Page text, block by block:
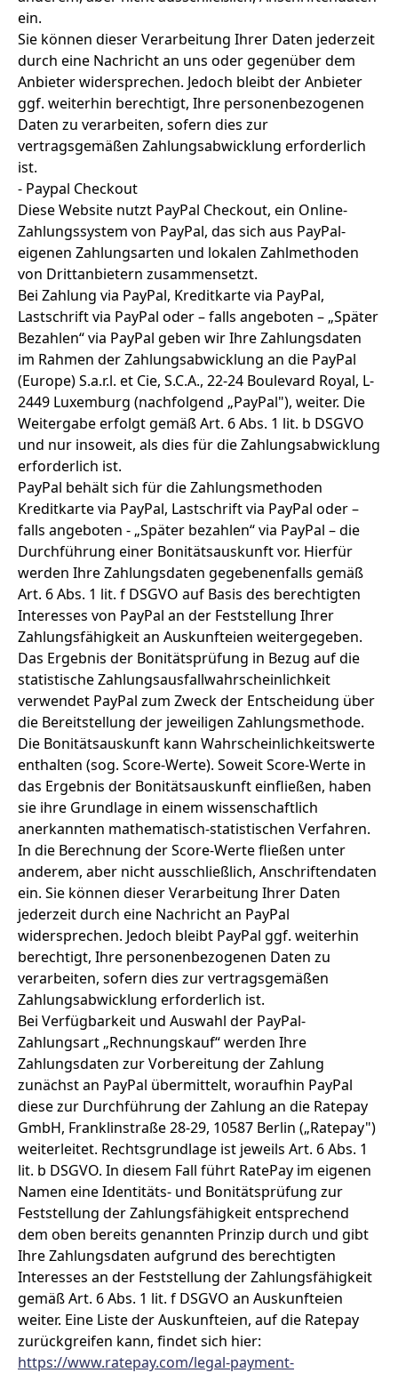
ein.
Sie können dieser Verarbeitung Ihrer Daten jederzeit
durch eine Nachricht an uns oder gegenüber dem
Anbieter widersprechen. Jedoch bleibt der Anbieter
ggf. weiterhin berechtigt, Ihre personenbezogenen
Daten zu verarbeiten, sofern dies zur
vertragsgemäßen Zahlungsabwicklung erforderlich
ist.
- Paypal Checkout
Diese Website nutzt PayPal Checkout, ein Online-
Zahlungssystem von PayPal, das sich aus PayPal-
eigenen Zahlungsarten und lokalen Zahlmethoden
von Drittanbietern zusammensetzt.
Bei Zahlung via PayPal, Kreditkarte via PayPal,
Lastschrift via PayPal oder – falls angeboten – „Später
Bezahlen“ via PayPal geben wir Ihre Zahlungsdaten
im Rahmen der Zahlungsabwicklung an die PayPal
(Europe) S.a.r.l. et Cie, S.C.A., 22-24 Boulevard Royal, L-
2449 Luxemburg (nachfolgend „PayPal"), weiter. Die
Weitergabe erfolgt gemäß Art. 6 Abs. 1 lit. b DSGVO
und nur insoweit, als dies für die Zahlungsabwicklung
erforderlich ist.
PayPal behält sich für die Zahlungsmethoden
Kreditkarte via PayPal, Lastschrift via PayPal oder –
falls angeboten - „Später bezahlen“ via PayPal – die
Durchführung einer Bonitätsauskunft vor. Hierfür
werden Ihre Zahlungsdaten gegebenenfalls gemäß
Art. 6 Abs. 1 lit. f DSGVO auf Basis des berechtigten
Interesses von PayPal an der Feststellung Ihrer
Zahlungsfähigkeit an Auskunfteien weitergegeben.
Das Ergebnis der Bonitätsprüfung in Bezug auf die
statistische Zahlungsausfallwahrscheinlichkeit
verwendet PayPal zum Zweck der Entscheidung über
die Bereitstellung der jeweiligen Zahlungsmethode.
Die Bonitätsauskunft kann Wahrscheinlichkeitswerte
enthalten (sog. Score-Werte). Soweit Score-Werte in
das Ergebnis der Bonitätsauskunft einfließen, haben
sie ihre Grundlage in einem wissenschaftlich
anerkannten mathematisch-statistischen Verfahren.
In die Berechnung der Score-Werte fließen unter
anderem, aber nicht ausschließlich, Anschriftendaten
ein. Sie können dieser Verarbeitung Ihrer Daten
jederzeit durch eine Nachricht an PayPal
widersprechen. Jedoch bleibt PayPal ggf. weiterhin
berechtigt, Ihre personenbezogenen Daten zu
verarbeiten, sofern dies zur vertragsgemäßen
Zahlungsabwicklung erforderlich ist.
Bei Verfügbarkeit und Auswahl der PayPal-
Zahlungsart „Rechnungskauf“ werden Ihre
Zahlungsdaten zur Vorbereitung der Zahlung
zunächst an PayPal übermittelt, woraufhin PayPal
diese zur Durchführung der Zahlung an die Ratepay
GmbH, Franklinstraße 28-29, 10587 Berlin („Ratepay")
weiterleitet. Rechtsgrundlage ist jeweils Art. 6 Abs. 1
lit. b DSGVO. In diesem Fall führt RatePay im eigenen
Namen eine Identitäts- und Bonitätsprüfung zur
Feststellung der Zahlungsfähigkeit entsprechend
dem oben bereits genannten Prinzip durch und gibt
Ihre Zahlungsdaten aufgrund des berechtigten
Interesses an der Feststellung der Zahlungsfähigkeit
gemäß Art. 6 Abs. 1 lit. f DSGVO an Auskunfteien
weiter. Eine Liste der Auskunfteien, auf die Ratepay
zurückgreifen kann, findet sich hier:
https://www.ratepay.com/legal-payment-